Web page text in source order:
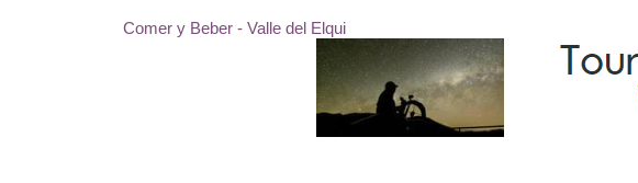
Comer y Beber - Valle del Elqui